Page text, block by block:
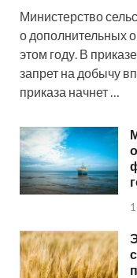
Министерство
о дополнительных
этом году. В
запрет на добычу
приказа начнет …